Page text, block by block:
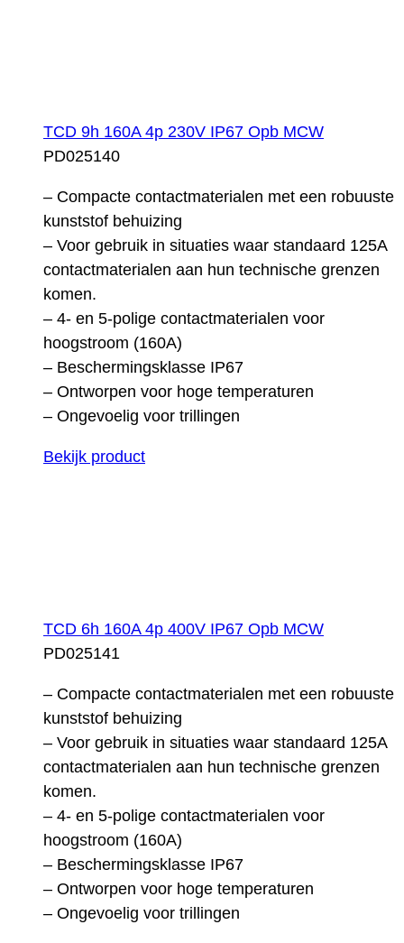
TCD 9h 160A 4p 230V IP67 Opb MCW
PD025140
– Compacte contactmaterialen met een robuuste
kunststof behuizing
– Voor gebruik in situaties waar standaard 125A
contactmaterialen aan hun technische grenzen
komen.
– 4- en 5-polige contactmaterialen voor
hoogstroom (160A)
– Beschermingsklasse IP67
– Ontworpen voor hoge temperaturen
– Ongevoelig voor trillingen
Bekijk product
TCD 6h 160A 4p 400V IP67 Opb MCW
PD025141
– Compacte contactmaterialen met een robuuste
kunststof behuizing
– Voor gebruik in situaties waar standaard 125A
contactmaterialen aan hun technische grenzen
komen.
– 4- en 5-polige contactmaterialen voor
hoogstroom (160A)
– Beschermingsklasse IP67
– Ontworpen voor hoge temperaturen
– Ongevoelig voor trillingen